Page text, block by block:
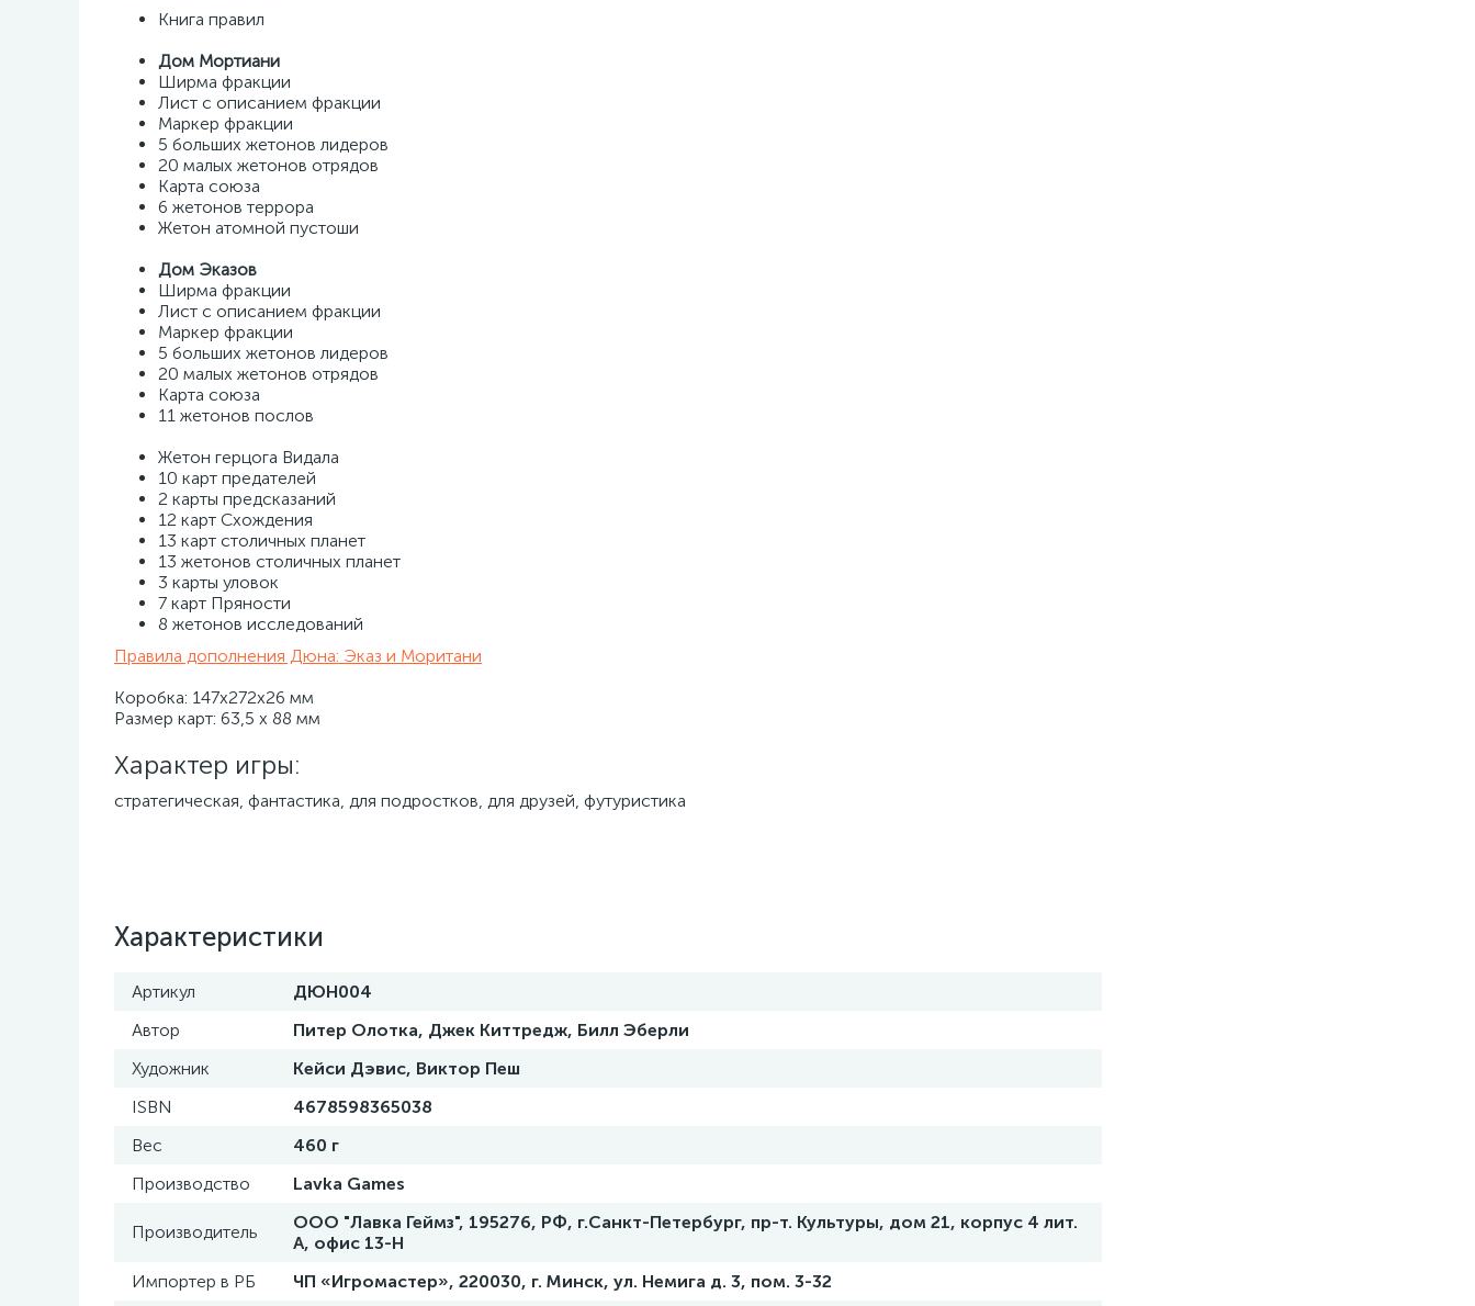
Книга правил
Дом Мортиани
Ширма фракции
Лист с описанием фракции
Маркер фракции
5 больших жетонов лидеров
20 малых жетонов отрядов
Карта союза
6 жетонов террора
Жетон атомной пустоши
Дом Эказов
Ширма фракции
Лист с описанием фракции
Маркер фракции
5 больших жетонов лидеров
20 малых жетонов отрядов
Карта союза
11 жетонов послов
Жетон герцога Видала
10 карт предателей
2 карты предсказаний
12 карт Схождения
13 карт столичных планет
13 жетонов столичных планет
3 карты уловок
7 карт Пряности
8 жетонов исследований
Правила дополнения Дюна: Эказ и Моритани
Коробка: 147х272х26 мм
Размер карт: 63,5 x 88 мм
Характер игры:
стратегическая, фантастика, для подростков, для друзей, футуристика
Характеристики
Артикул
ДЮН004
Автор
Питер Олотка, Джек Киттредж, Билл Эберли
Художник
Кейси Дэвис, Виктор Пеш
ISBN
4678598365038
Вес
460 г
Производство
Lavka Games
Производитель
ООО "Лавка Геймз", 195276, РФ, г.Санкт-Петербург, пр-т. Культуры, дом 21, корпус 4 лит.
А, офис 13-Н
Импортер в РБ
ЧП «Игромастер», 220030, г. Минск, ул. Немига д. 3, пом. 3-32